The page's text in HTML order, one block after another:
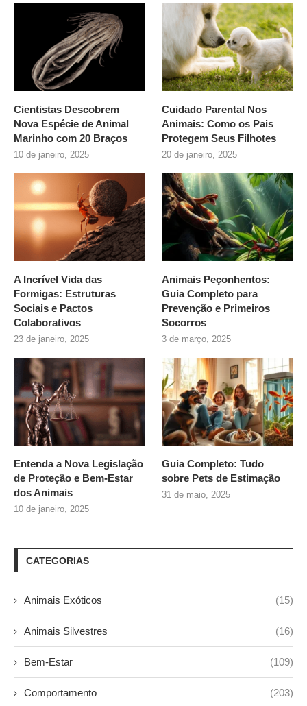
Cientistas Descobrem
Nova Espécie de Animal
Marinho com 20 Braços
10 de janeiro, 2025
Cuidado Parental Nos
Animais: Como os Pais
Protegem Seus Filhotes
20 de janeiro, 2025
A Incrível Vida das
Formigas: Estruturas
Sociais e Pactos
Colaborativos
23 de janeiro, 2025
Animais Peçonhentos:
Guia Completo para
Prevenção e Primeiros
Socorros
3 de março, 2025
Entenda a Nova Legislação
de Proteção e Bem-Estar
dos Animais
10 de janeiro, 2025
Guia Completo: Tudo
sobre Pets de Estimação
31 de maio, 2025
CATEGORIAS
Animais Exóticos (15)
Animais Silvestres (16)
Bem-Estar (109)
Comportamento (203)